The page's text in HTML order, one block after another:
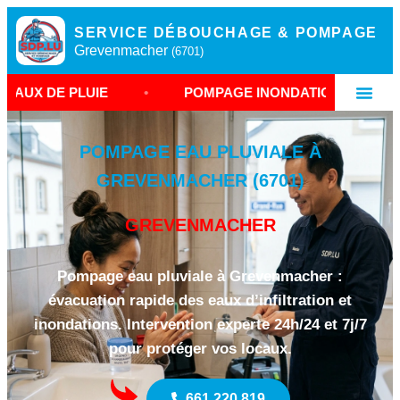
SERVICE DÉBOUCHAGE & POMPAGE
Grevenmacher (6701)
• POMPAGE INONDATION GREVENMACHER
POMPAGE EAU PLUVIALE À
GREVENMACHER (6701)
GREVENMACHER
Pompage eau pluviale à Grevenmacher :
évacuation rapide des eaux d’infiltration et
inondations. Intervention experte 24h/24 et 7j/7
pour protéger vos locaux.